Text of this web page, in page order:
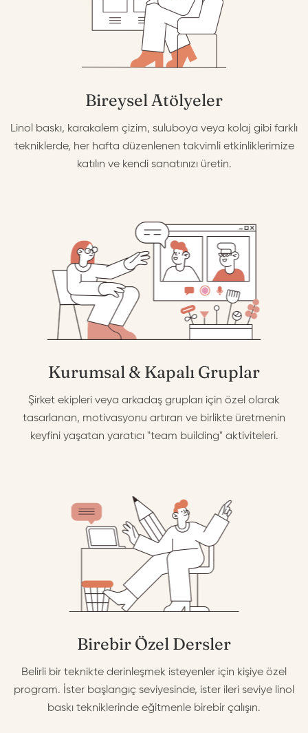
Bireysel Atölyeler
Linol baskı, karakalem çizim, suluboya veya kolaj gibi farklı
tekniklerde, her hafta düzenlenen takvimli etkinliklerimize
katılın ve kendi sanatınızı üretin.
Kurumsal & Kapalı Gruplar
Şirket ekipleri veya arkadaş grupları için özel olarak
tasarlanan, motivasyonu artıran ve birlikte üretmenin
keyfini yaşatan yaratıcı "team building" aktiviteleri.
Birebir Özel Dersler
Belirli bir teknikte derinleşmek isteyenler için kişiye özel
program. İster başlangıç seviyesinde, ister ileri seviye linol
baskı tekniklerinde eğitmenle birebir çalışın.